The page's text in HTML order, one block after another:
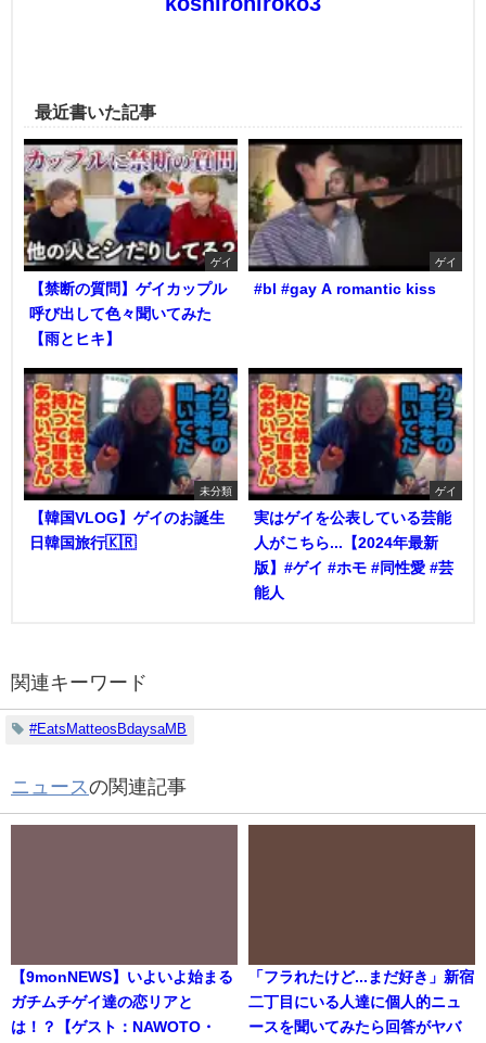
最近書いた記事
ゲイ
【禁断の質問】ゲイカップル
呼び出して色々聞いてみた
【雨とヒキ】
ゲイ
#bl #gay A romantic kiss
未分類
【韓国VLOG】ゲイのお誕生
日韓国旅行🇰🇷
ゲイ
実はゲイを公表している芸能
人がこちら...【2024年最新
版】#ゲイ #ホモ #同性愛 #芸
能人
関連キーワード
#EatsMatteosBdaysaMB
ニュースの関連記事
【9monNEWS】いよいよ始まる
ガチムチゲイ達の恋リアと
は！？【ゲスト：NAWOTO・
「フラれたけど...まだ好き」新宿
二丁目にいる人達に個人的ニュ
ースを聞いてみたら回答がヤバ